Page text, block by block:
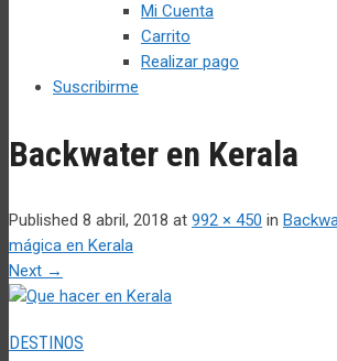
Mi Cuenta
Carrito
Realizar pago
Suscribirme
Backwater en Kerala
Published 8 abril, 2018 at 992 × 450 in
mágica en Kerala
Next →
DESTINOS